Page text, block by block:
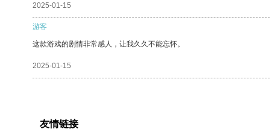
2025-01-15
游客
这款游戏的剧情非常感人，让我久久不能忘怀。
2025-01-15
友情链接